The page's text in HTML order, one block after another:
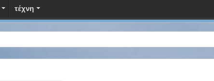
τέχνη